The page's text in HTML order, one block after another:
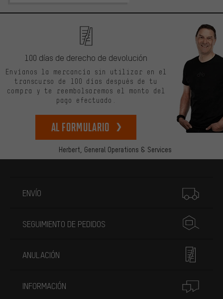
Herbert, General Operations & Services
100 días de derecho de devolución
Envíanos la mercancía sin utilizar en el
transcurso de 100 días después de tu
compra y te reembolsaremos el monto del
pago efectuado.
Al formulario
ENVÍO
SEGUIMIENTO DE PEDIDOS
ANULACIÓN
INFORMACIÓN